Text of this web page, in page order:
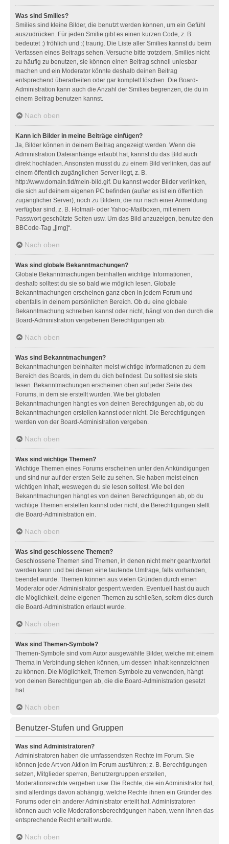
Was sind Smilies?
Smilies sind kleine Bilder, die benutzt werden können, um ein Gefühl
auszudrücken. Für jeden Smilie gibt es einen kurzen Code, z. B.
bedeutet :) fröhlich und :( traurig. Die Liste aller Smilies kannst du beim
Verfassen eines Beitrags sehen. Versuche bitte trotzdem, Smilies nicht
zu häufig zu benutzen, sie können einen Beitrag schnell unlesbar
machen und ein Moderator könnte deshalb deinen Beitrag
entsprechend überarbeiten oder gar komplett löschen. Die Board-
Administration kann auch die Anzahl der Smilies begrenzen, die du in
einem Beitrag benutzen kannst.
Nach oben
Kann ich Bilder in meine Beiträge einfügen?
Ja, Bilder können in deinem Beitrag angezeigt werden. Wenn die
Administration Dateianhänge erlaubt hat, kannst du das Bild auch
direkt hochladen. Ansonsten musst du zu einem Bild verlinken, das auf
einem öffentlich zugänglichen Server liegt, z. B.
http://www.domain.tld/mein-bild.gif. Du kannst weder Bilder verlinken,
die sich auf deinem eigenen PC befinden (außer es ist ein öffentlich
zugänglicher Server), noch zu Bildern, die nur nach einer Anmeldung
verfügbar sind, z. B. Hotmail- oder Yahoo-Mailboxen, mit einem
Passwort geschützte Seiten usw. Um das Bild anzuzeigen, benutze den
BBCode-Tag „[img]“.
Nach oben
Was sind globale Bekanntmachungen?
Globale Bekanntmachungen beinhalten wichtige Informationen,
deshalb solltest du sie so bald wie möglich lesen. Globale
Bekanntmachungen erscheinen ganz oben in jedem Forum und
ebenfalls in deinem persönlichen Bereich. Ob du eine globale
Bekanntmachung schreiben kannst oder nicht, hängt von den durch die
Board-Administration vergebenen Berechtigungen ab.
Nach oben
Was sind Bekanntmachungen?
Bekanntmachungen beinhalten meist wichtige Informationen zu dem
Bereich des Boards, in dem du dich befindest. Du solltest sie stets
lesen. Bekanntmachungen erscheinen oben auf jeder Seite des
Forums, in dem sie erstellt wurden. Wie bei globalen
Bekanntmachungen hängt es von deinen Berechtigungen ab, ob du
Bekanntmachungen erstellen kannst oder nicht. Die Berechtigungen
werden von der Board-Administration vergeben.
Nach oben
Was sind wichtige Themen?
Wichtige Themen eines Forums erscheinen unter den Ankündigungen
und sind nur auf der ersten Seite zu sehen. Sie haben meist einen
wichtigen Inhalt, weswegen du sie lesen solltest. Wie bei den
Bekanntmachungen hängt es von deinen Berechtigungen ab, ob du
wichtige Themen erstellen kannst oder nicht; die Berechtigungen stellt
die Board-Administration ein.
Nach oben
Was sind geschlossene Themen?
Geschlossene Themen sind Themen, in denen nicht mehr geantwortet
werden kann und bei denen eine laufende Umfrage, falls vorhanden,
beendet wurde. Themen können aus vielen Gründen durch einen
Moderator oder Administrator gesperrt werden. Eventuell hast du auch
die Möglichkeit, deine eigenen Themen zu schließen, sofern dies durch
die Board-Administration erlaubt wurde.
Nach oben
Was sind Themen-Symbole?
Themen-Symbole sind vom Autor ausgewählte Bilder, welche mit einem
Thema in Verbindung stehen können, um dessen Inhalt kennzeichnen
zu können. Die Möglichkeit, Themen-Symbole zu verwenden, hängt
von deinen Berechtigungen ab, die die Board-Administration gesetzt
hat.
Nach oben
Benutzer-Stufen und Gruppen
Was sind Administratoren?
Administratoren haben die umfassendsten Rechte im Forum. Sie
können jede Art von Aktion im Forum ausführen; z. B. Berechtigungen
setzen, Mitglieder sperren, Benutzergruppen erstellen,
Moderationsrechte vergeben usw. Die Rechte, die ein Administrator hat,
sind allerdings davon abhängig, welche Rechte ihnen ein Gründer des
Forums oder ein anderer Administrator erteilt hat. Administratoren
können auch volle Moderationsberechtigungen haben, wenn ihnen das
entsprechende Recht erteilt wurde.
Nach oben